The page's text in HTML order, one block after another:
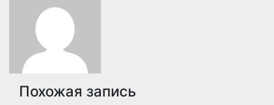
Похожая запись